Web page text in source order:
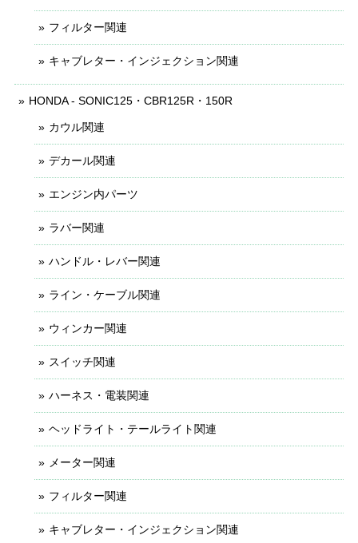
フィルター関連
キャブレター・インジェクション関連
HONDA - SONIC125・CBR125R・150R
カウル関連
デカール関連
エンジン内パーツ
ラバー関連
ハンドル・レバー関連
ライン・ケーブル関連
ウィンカー関連
スイッチ関連
ハーネス・電装関連
ヘッドライト・テールライト関連
メーター関連
フィルター関連
キャブレター・インジェクション関連